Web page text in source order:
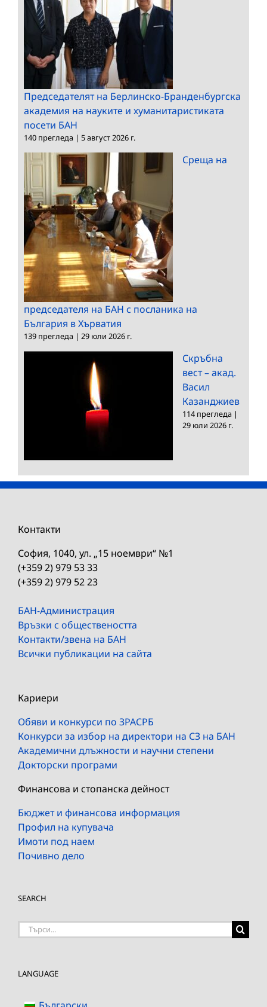
Председателят на Берлинско-Бранденбургска
академия на науките и хуманитаристиката
посети БАН
140 прегледа | 5 август 2026 г.
Среща на
председателя на БАН с посланика на
България в Хърватия
139 прегледа | 29 юли 2026 г.
Скръбна
вест – акад.
Васил
Казанджиев
114 прегледа |
29 юли 2026 г.
Контакти
София, 1040, ул. „15 ноември“ №1
(+359 2) 979 53 33
(+359 2) 979 52 23
БАН-Администрация
Връзки с обществеността
Контакти/звена на БАН
Всички публикации на сайта
Кариери
Обяви и конкурси по ЗРАСРБ
Конкурси за избор на директори на СЗ на БАН
Академични длъжности и научни степени
Докторски програми
Финансова и стопанска дейност
Бюджет и финансова информация
Профил на купувача
Имоти под наем
Почивно дело
SEARCH
Търсене
LANGUAGE